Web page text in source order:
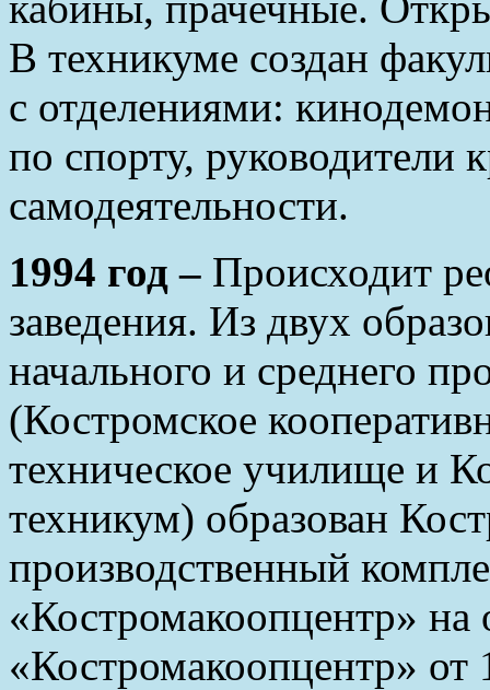
В техникуме создан
с отделениями:
по спорту, руководители
самодеятельности.
1994 год – Происходит
заведения. Из двух
начального и среднего
(Костромское
техническое училище и
техникум) образован
производственный
«Костромакоопцентр»
«Костромакоопцентр» от